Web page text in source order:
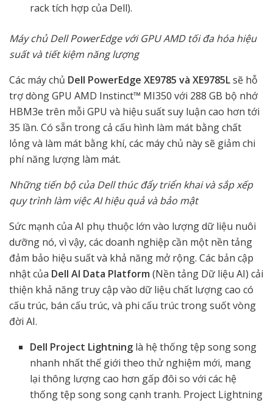
rack tích hợp của Dell).
Máy chủ Dell PowerEdge với GPU AMD tối đa hóa hiệu
suất và tiết kiệm năng lượng
Các máy chủ Dell PowerEdge XE9785 và XE9785Lsẽ hỗ
trợ dòng GPU AMD Instinct™ MI350 với 288 GB bộ nhớ
HBM3e trên mỗi GPU và hiệu suất suy luận cao hơn tới
35 lần. Có sẵn trong cả cấu hình làm mát bằng chất
lỏng và làm mát bằng khí, các máy chủ này sẽ giảm chi
phí năng lượng làm mát.
Những tiến bộ của Dell thúc đẩy triển khai và sắp xếp
quy trình làm việc AI hiệu quả và bảo mật
Sức mạnh của AI phụ thuộc lớn vào lượng dữ liệu nuôi
dưỡng nó, vì vậy, các doanh nghiệp cần một nền tảng
đảm bảo hiệu suất và khả năng mở rộng. Các bản cập
nhật của Dell AI Data Platform (Nền tảng Dữ liệu AI) cải
thiện khả năng truy cập vào dữ liệu chất lượng cao có
cấu trúc, bán cấu trúc, và phi cấu trúc trong suốt vòng
đời AI.
Dell Project Lightning là hệ thống tệp song song
nhanh nhất thế giới theo thử nghiệm mới, mang
lại thông lượng cao hơn gấp đôi so với các hệ
thống tệp song song cạnh tranh. Project Lightning